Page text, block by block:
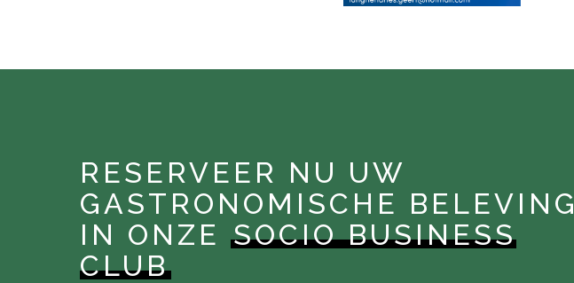
RESERVEER NU UW
GASTRONOMISCHE BELEVING
IN ONZESOCIO BUSINESS
CLUB